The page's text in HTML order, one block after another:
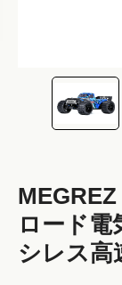
ロード電
シレス高